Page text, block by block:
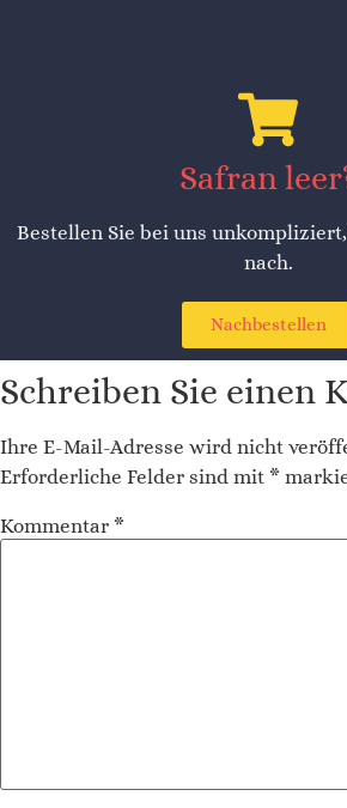
Safran
Bestellen Sie bei uns
nach.
Nachbestellen
Schreiben Sie einen
Ihre E-Mail-Adresse wird nicht
Erforderliche Felder sind mit *
Kommentar *